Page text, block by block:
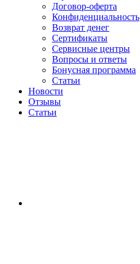
Договор-оферта
Конфиденциальность
Возврат денег
Сертификаты
Сервисные центры
Вопросы и ответы
Бонусная программа
Статьи
Новости
Отзывы
Статьи